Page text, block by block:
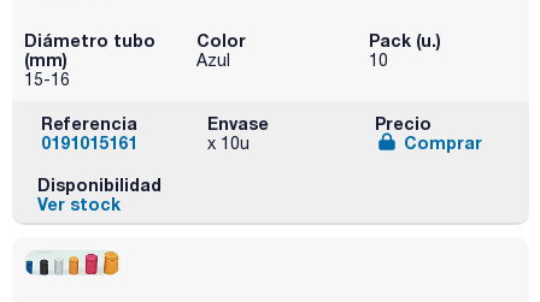
Diámetro tubo
(mm)
15-16
Color
Azul
Pack (u.)
10
Referencia
0191015161
Envase
x 10u
Precio
Comprar
Disponibilidad
Ver stock